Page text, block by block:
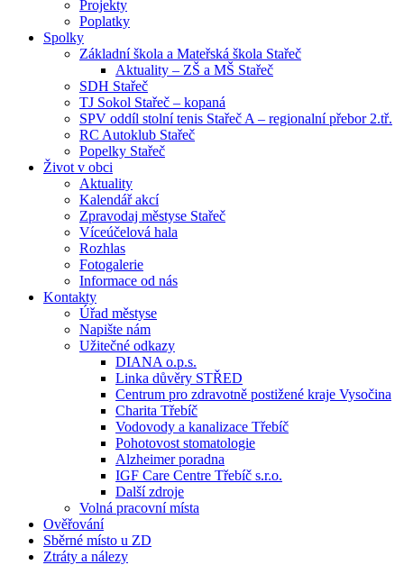
Projekty
Poplatky
Spolky
Základní škola a Mateřská škola Stařeč
Aktuality – ZŠ a MŠ Stařeč
SDH Stařeč
TJ Sokol Stařeč – kopaná
SPV oddíl stolní tenis Stařeč A – regionalní přebor 2.tř.
RC Autoklub Stařeč
Popelky Stařeč
Život v obci
Aktuality
Kalendář akcí
Zpravodaj městyse Stařeč
Víceúčelová hala
Rozhlas
Fotogalerie
Informace od nás
Kontakty
Úřad městyse
Napište nám
Užitečné odkazy
DIANA o.p.s.
Linka důvěry STŘED
Centrum pro zdravotně postižené kraje Vysočina
Charita Třebíč
Vodovody a kanalizace Třebíč
Pohotovost stomatologie
Alzheimer poradna
IGF Care Centre Třebíč s.r.o.
Další zdroje
Volná pracovní místa
Ověřování
Sběrné místo u ZD
Ztráty a nálezy